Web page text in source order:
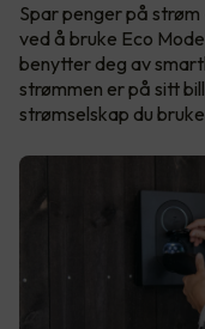
Spar penger på
ved å bruke Eco
benytter deg av
strømmen er på sitt
strømselskap du